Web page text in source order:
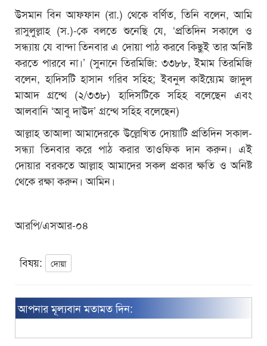
উসমান বিন আফফান (রা.) থেকে বর্ণিত, তিনি বলেন, আমি
রাসুলুল্লাহ (স.)-কে বলতে শুনেছি যে, ‘প্রতিদিন সকালে ও
সন্ধ্যায় যে বান্দা তিনবার এ দোয়া পাঠ করবে কিছুই তার অনিষ্ট
করতে পারবে না।’ (সুনানে তিরমিজি: ৩৩৮৮, ইমাম তিরমিজি
বলেন, হাদিসটি হাসান গরিব সহিহ; ইবনুল কাইয়্যেম জাদুল
মাআদ গ্রন্থে (২/৩৩৮) হাদিসটিকে সহিহ বলেছেন এবং
আলবানি ‘আবু দাউদ’ গ্রন্থে সহিহ বলেছেন)
আল্লাহ তাআলা আমাদেরকে উল্লেখিত দোয়াটি প্রতিদিন সকাল-
সন্ধ্যা তিনবার করে পাঠ করার তাওফিক দান করুন। এই
দোয়ার বরকতে আল্লাহ আমাদের সকল প্রকার ক্ষতি ও অনিষ্ট
থেকে রক্ষা করুন। আমিন।
আরপি/এসআর-০৪
বিষয়: দোয়া
আপনার মূল্যবান মতামত দিন: